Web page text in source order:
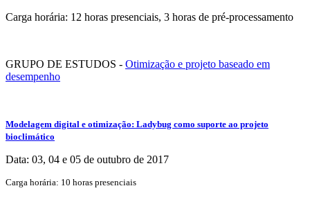
Carga horária: 12 horas presenciais, 3 horas de pré-processamento
GRUPO DE ESTUDOS - Otimização e projeto baseado em
desempenho
Modelagem digital e otimização: Ladybug como suporte ao projeto
bioclimático
Data: 03, 04 e 05 de outubro de 2017
Carga horária: 10 horas presenciais